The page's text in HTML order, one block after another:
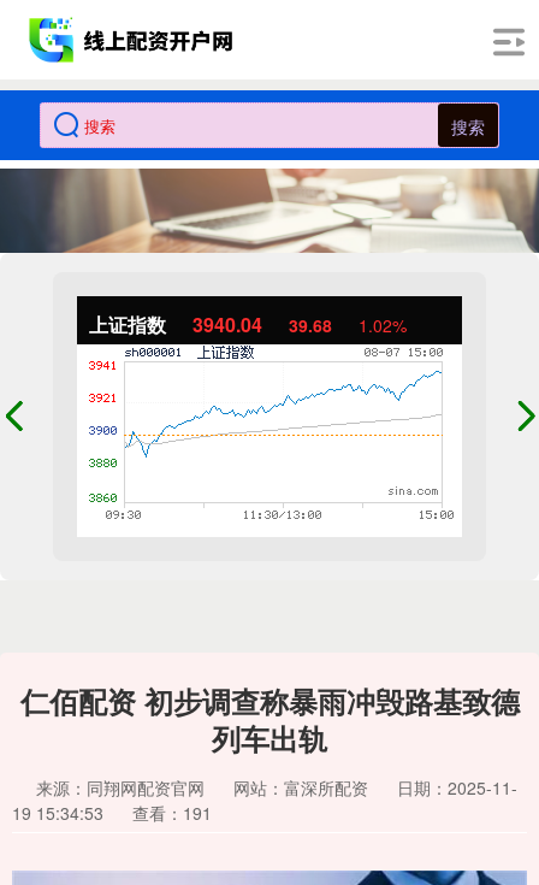
搜索
上证指数 3940.04 39.68 1.02%
仁佰配资 初步调查称暴雨冲毁路基致德
列车出轨
来源：同翔网配资官网 网站：富深所配资
日期：2025-11-
19 15:34:53
查看：191